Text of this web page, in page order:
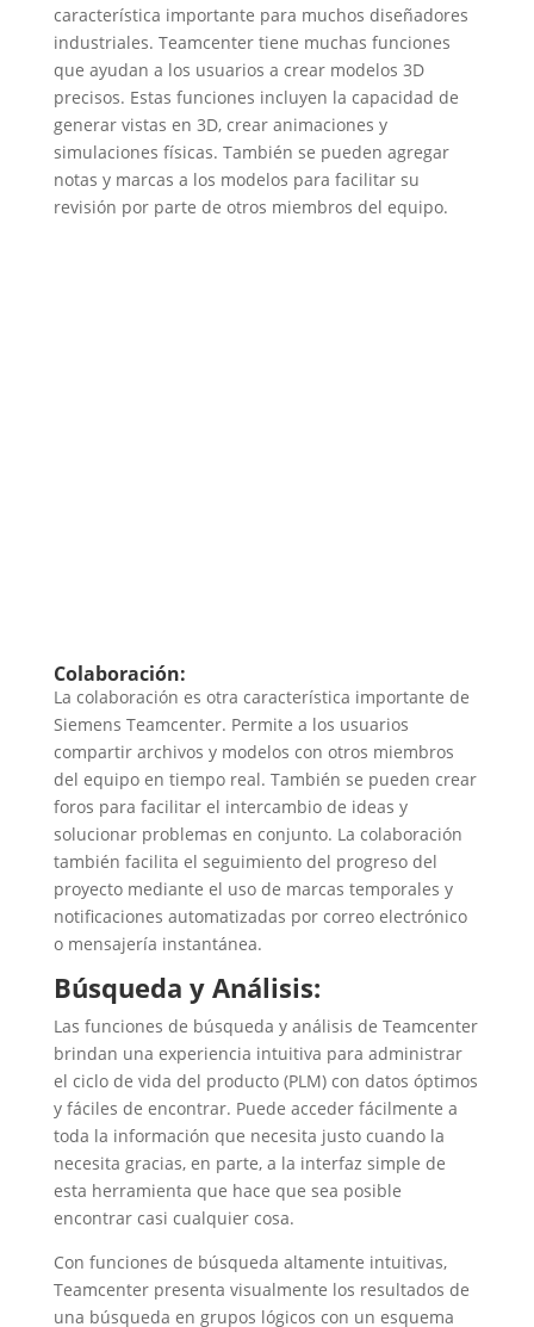
característica importante para muchos diseñadores
industriales. Teamcenter tiene muchas funciones
que ayudan a los usuarios a crear modelos 3D
precisos. Estas funciones incluyen la capacidad de
generar vistas en 3D, crear animaciones y
simulaciones físicas. También se pueden agregar
notas y marcas a los modelos para facilitar su
revisión por parte de otros miembros del equipo.
Colaboración:
La colaboración es otra característica importante de
Siemens Teamcenter. Permite a los usuarios
compartir archivos y modelos con otros miembros
del equipo en tiempo real. También se pueden crear
foros para facilitar el intercambio de ideas y
solucionar problemas en conjunto. La colaboración
también facilita el seguimiento del progreso del
proyecto mediante el uso de marcas temporales y
notificaciones automatizadas por correo electrónico
o mensajería instantánea.
Búsqueda y Análisis:
Las funciones de búsqueda y análisis de Teamcenter
brindan una experiencia intuitiva para administrar
el ciclo de vida del producto (PLM) con datos óptimos
y fáciles de encontrar. Puede acceder fácilmente a
toda la información que necesita justo cuando la
necesita gracias, en parte, a la interfaz simple de
esta herramienta que hace que sea posible
encontrar casi cualquier cosa.
Con funciones de búsqueda altamente intuitivas,
Teamcenter presenta visualmente los resultados de
una búsqueda en grupos lógicos con un esquema